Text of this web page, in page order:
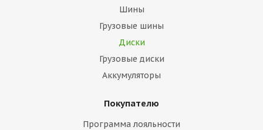
Шины
Грузовые шины
Диски
Грузовые диски
Аккумуляторы
Покупателю
Программа лояльности